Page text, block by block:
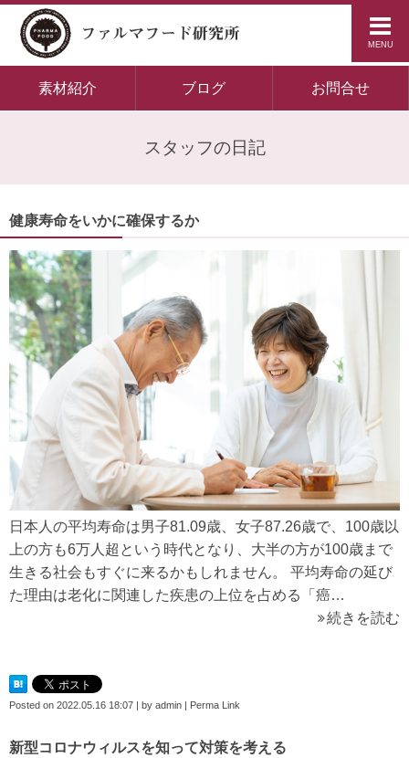
MENU
素材紹介 ブログ お問合せ
スタッフの日記
健康寿命をいかに確保するか
日本人の平均寿命は男子81.09歳、女子87.26歳で、100歳以
上の方も6万人超という時代となり、大半の方が100歳まで
生きる社会もすぐに来るかもしれません。 平均寿命の延び
た理由は老化に関連した疾患の上位を占める「癌…
続きを読む
Posted on 2022.05.16 18:07 | by admin | Perma Link
新型コロナウィルスを知って対策を考える